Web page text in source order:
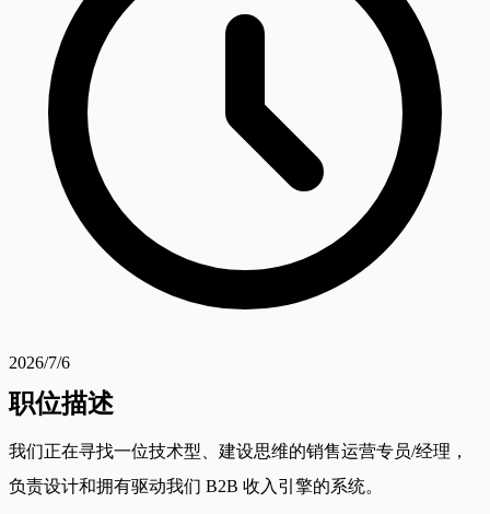
2026/7/6
职位描述
我们正在寻找一位技术型、建设思维的销售运营专员/经理，
负责设计和拥有驱动我们 B2B 收入引擎的系统。